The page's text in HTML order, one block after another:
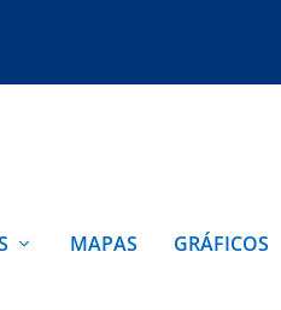
MAPAS GRÁFICOS